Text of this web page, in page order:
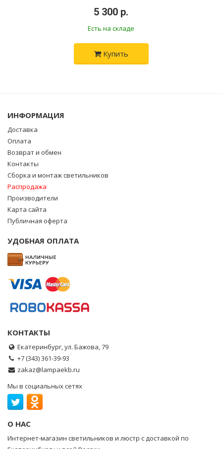
5 300 р.
Есть на складе
Купить
ИНФОРМАЦИЯ
Доставка
Оплата
Возврат и обмен
Контакты
Сборка и монтаж светильников
Распродажа
Производители
Карта сайта
Публичная оферта
УДОБНАЯ ОПЛАТА
КОНТАКТЫ
Екатеринбург, ул. Бажова, 79
+7 (343) 361-39-93
zakaz@lampaekb.ru
Мы в социальных сетях
О НАС
Интернет-магазин светильников и люстр с доставкой по